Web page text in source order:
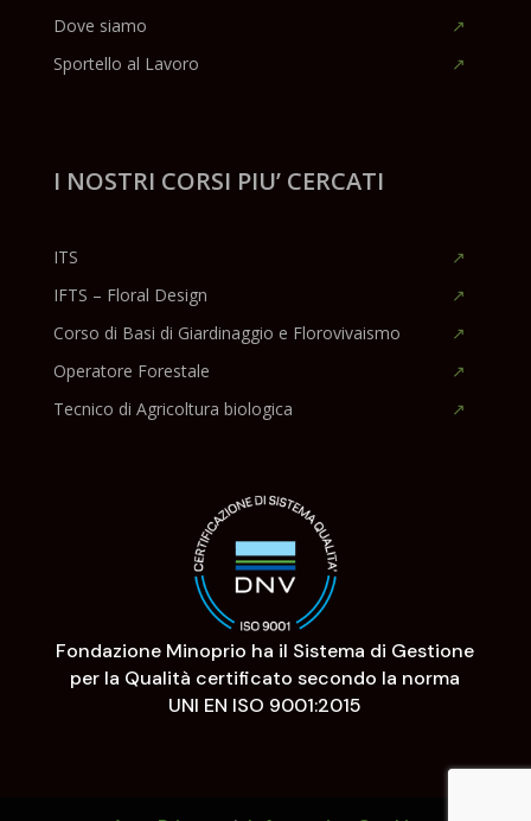
Dove siamo
Sportello al Lavoro
I NOSTRI CORSI PIU’ CERCATI
ITS
IFTS – Floral Design
Corso di Basi di Giardinaggio e Florovivaismo
Operatore Forestale
Tecnico di Agricoltura biologica
Fondazione Minoprio ha il Sistema di Gestione
per la Qualità certificato secondo la norma
UNI EN ISO 9001:2015